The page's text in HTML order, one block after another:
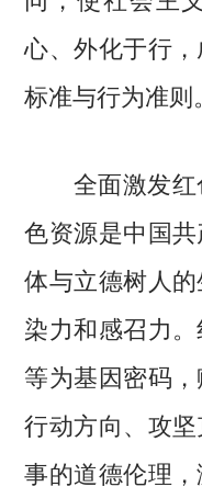
心、外化于行
标准与行为准则。
全面激发红
色资源是中国
体与立德树人
染力和感召力
等为基因密码
行动方向、攻
事的道德伦理